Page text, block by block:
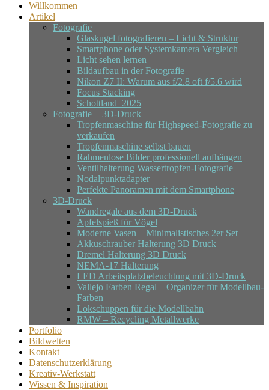
Willkommen
Artikel
Fotografie
Glaskugel fotografieren – Licht & Struktur
Smartphone oder Systemkamera Vergleich
Licht sehen lernen
Bildaufbau in der Fotografie
Nikon Z7 II: Warum aus f/2.8 oft f/5.6 wird
Focus Stacking
Schottland_2025
Fotografie + 3D-Druck
Tropfenmaschine für Highspeed-Fotografie zu
verkaufen
Tropfenmaschine selbst bauen
Rahmenlose Bilder professionell aufhängen
Ventilhalterung Wassertropfen-Fotografie
Nodalpunktadapter
Perfekte Panoramen mit dem Smartphone
3D-Druck
Wandregale aus dem 3D-Druck
Apfelspieß für Vögel
Moderne Vasen – Minimalistisches 2er Set
Akkuschrauber Halterung 3D Druck
Dremel Halterung 3D Druck
NEMA-17 Halterung
LED Arbeitsplatzbeleuchtung mit 3D-Druck
Vallejo Farben Regal – Organizer für Modellbau-
Farben
Lokschuppen für die Modellbahn
RMW – Recycling Metallwerke
Portfolio
Bildwelten
Kontakt
Datenschutzerklärung
Kreativ-Werkstatt
Wissen & Inspiration